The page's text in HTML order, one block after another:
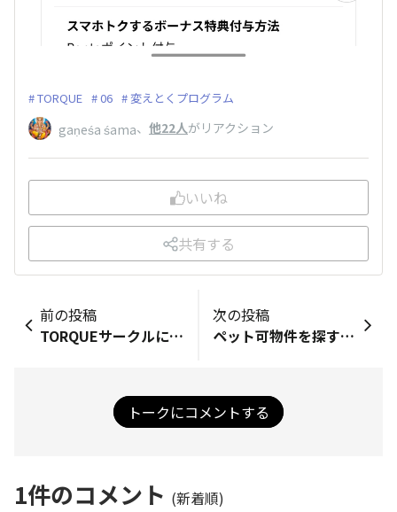
TORQUE 06 変えとくプログラム
gaṇeśa śama、 他22人がリアクション
いいね
共有する
前の投稿
TORQUEサークルに参加しちゃいました。他のサークルにも参加するカモ🦆知れませんが。生温かい眼差しで、遠くから監視して下さると大変に嬉しいデス。趣味が多彩な方々が沢山いらっしゃるのも、TORQUESTYLEの良いところ＆楽しいところデス。数あるスマホの中で、敢えてTORQUEを選んでいる人達ですから。せっかくサークルに参加したので皆さんに色々なことを教えていただきたいと思っています。宜しくお願い致します🙇
次の投稿
ペット可物件を探すのに、大変でした。不動産会社とかガス会社のボヤキなど、書き込みましたが。一匹から三匹が、だいたいのアパートや一戸建て住宅のOKですよのラインなんで。今、ウチには１３匹居ます。なかなか賃貸で、多頭飼いをOKしてくれる不動産会社や管理会社はありません。一戸建てを建てるか、空き家を探して持ち主と相談するか、中古住宅を購入するか。どちらにしても時間とお金が必要です。今回の引っ越しは期限を決められていて、引っ越し費用と初回の家賃は、大家が出してくれると言うことなので急ぎで決めました。猫の保護活動を続ける為には、仕方ない選択でした。たまに（笑）ボヤキとつぶやきを、ココですると思います。その時は、宜しくお願い致します🙇
トークにコメントする
1件のコメント (新着順)